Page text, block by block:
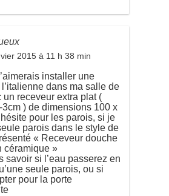
2015 à 11 h 38 min
installer une
dans ma salle de
un receveur extra plat (
) de dimensions 100 x
pour les parois, si je
parois dans le style de
« Receveur douche
céramique »
savoir si l’eau passerez en
seule parois, ou si
pour la porte